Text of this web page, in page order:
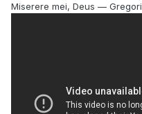
Miserere mei, Deus —